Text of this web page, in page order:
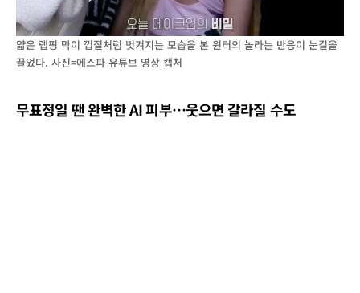
얇은 랩핑 막이 껍질처럼 벗겨지는 모습을 본 윈터의 놀라는 반응이 눈길을
끌었다. 사진=에스파 유튜브 영상 캡처
무표정일 땐 완벽한AI피부…웃으면 갈라질 수도